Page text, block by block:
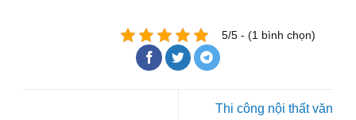
5/5 - (1 bình chọn)
Thi công nội thất văn